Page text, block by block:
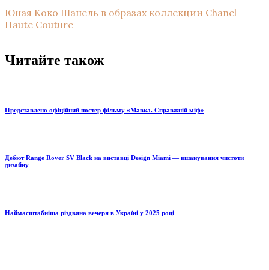
Юная Коко Шанель в образах коллекции Chanel
Haute Couture
Читайте також
Представлено офіційний постер фільму «Мавка. Справжній міф»
Дебют Range Rover SV Black на виставці Design Miami — вшанування чистоти
дизайну
Наймасштабніша різдвяна вечеря в Україні у 2025 році